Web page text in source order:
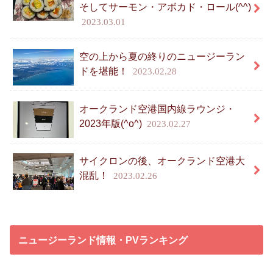
そしてサーモン・アボカド・ロール(^^)
2023.03.01
空の上から夏の終りのニュージーラン
ドを堪能！
2023.02.28
オークランド空港国内線ラウンジ・
2023年版(^o^) 2023.02.27
サイクロンの後、オークランド空港大
混乱！
2023.02.26
ニュージーランド情報・PVランキング